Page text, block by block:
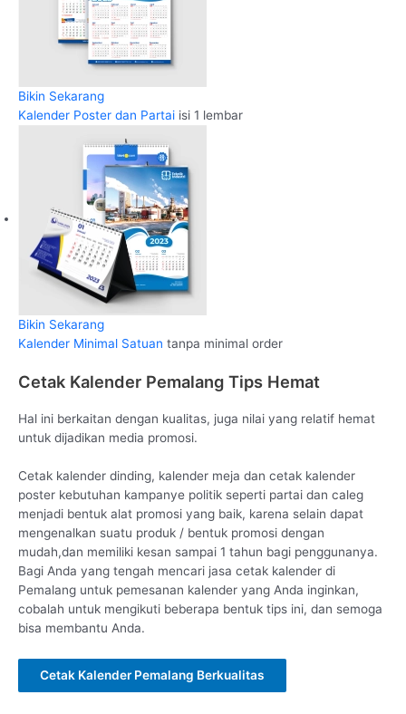
Bikin Sekarang
Kalender Poster dan Partai isi 1 lembar
Bikin Sekarang
Kalender Minimal Satuan tanpa minimal order
Cetak Kalender Pemalang Tips Hemat
Hal ini berkaitan dengan kualitas, juga nilai yang relatif hemat
untuk dijadikan media promosi.
Cetak kalender dinding, kalender meja dan cetak kalender
poster kebutuhan kampanye politik seperti partai dan caleg
menjadi bentuk alat promosi yang baik, karena selain dapat
mengenalkan suatu produk / bentuk promosi dengan
mudah,dan memiliki kesan sampai 1 tahun bagi penggunanya.
Bagi Anda yang tengah mencari jasa cetak kalender di
Pemalang untuk pemesanan kalender yang Anda inginkan,
cobalah untuk mengikuti beberapa bentuk tips ini, dan semoga
bisa membantu Anda.
Cetak Kalender Pemalang Berkualitas